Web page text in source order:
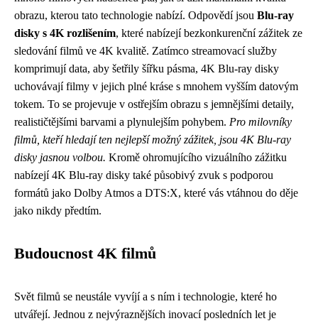
obrazu, kterou tato technologie nabízí. Odpovědí jsou Blu-ray
disky s 4K rozlišením, které nabízejí bezkonkurenční zážitek ze
sledování filmů ve 4K kvalitě. Zatímco streamovací služby
komprimují data, aby šetřily šířku pásma, 4K Blu-ray disky
uchovávají filmy v jejich plné kráse s mnohem vyšším datovým
tokem. To se projevuje v ostřejším obrazu s jemnějšími detaily,
realističtějšími barvami a plynulejším pohybem. Pro milovníky
filmů, kteří hledají ten nejlepší možný zážitek, jsou 4K Blu-ray
disky jasnou volbou. Kromě ohromujícího vizuálního zážitku
nabízejí 4K Blu-ray disky také působivý zvuk s podporou
formátů jako Dolby Atmos a DTS:X, které vás vtáhnou do děje
jako nikdy předtím.
Budoucnost 4K filmů
Svět filmů se neustále vyvíjí a s ním i technologie, které ho
utvářejí. Jednou z nejvýraznějších inovací posledních let je